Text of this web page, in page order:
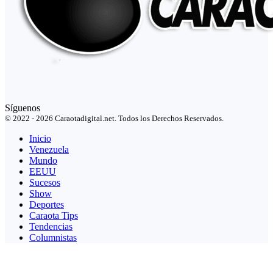
Síguenos
© 2022 - 2026 Caraotadigital.net. Todos los Derechos Reservados.
Inicio
Venezuela
Mundo
EEUU
Sucesos
Show
Deportes
Caraota Tips
Tendencias
Columnistas